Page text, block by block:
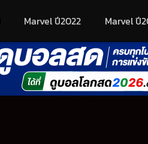
Marvel ปี2022 Marvel ปี